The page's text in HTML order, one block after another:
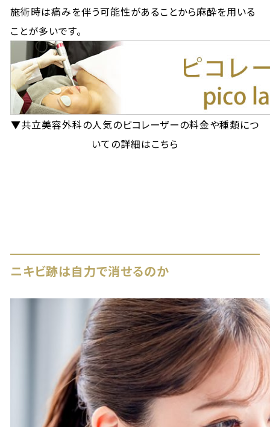
施術時は痛みを伴う可能性があることから麻酔を用いる
ことが多いです。
▼共立美容外科の人気のピコレーザーの料金や種類につ
いての詳細はこちら
ニキビ跡は自力で消せるのか